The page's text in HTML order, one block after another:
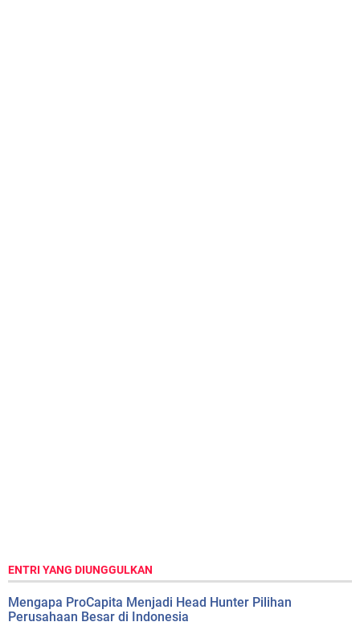
ENTRI YANG DIUNGGULKAN
Mengapa ProCapita Menjadi Head Hunter Pilihan
Perusahaan Besar di Indonesia